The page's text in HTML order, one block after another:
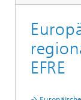
EFRE